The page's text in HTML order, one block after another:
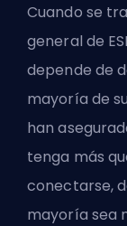
Cuando se
general de
depende de
mayoría de
han
tenga más
conectarse,
mayoría sea